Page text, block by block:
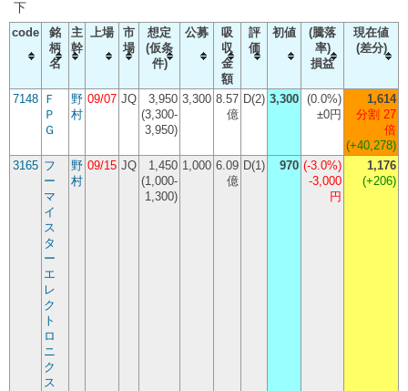
下
code
銘
柄
名
主
幹
上場
市
場
想定
(仮条
件)
公募
吸
収
金
額
評
価
初値
(騰落
率)
損益
現在値
(差分)
7148 Ｆ
Ｐ
Ｇ
野
村
09/07 JQ
3,950
(3,300-
3,950)
3,300 8.57
億
D(2) 3,300 (0.0%)
±0円
1,614
分割 27
倍
(+40,278)
3165 フ
ー
マ
イ
ス
タ
ー
エ
レ
ク
ト
ロ
ニ
ク
ス
野
村
09/15 JQ
1,450
(1,000-
1,300)
1,000 6.09
億
D(1) 970 (-3.0%)
-3,000
円
1,176
(+206)